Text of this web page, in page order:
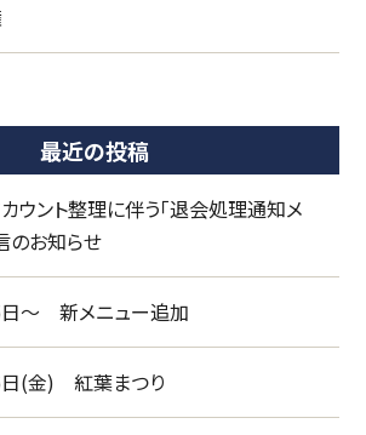
最近の投稿
カウント整理に伴う「退会処理通知メ
のお知らせ
～ 新メニュー追加
(金) 紅葉まつり